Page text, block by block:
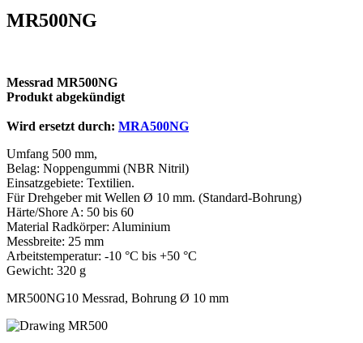
MR500NG
Messrad MR500NG
Produkt abgekündigt
Wird ersetzt durch: MRA500NG
Umfang 500 mm,
Belag: Noppengummi (NBR Nitril)
Einsatzgebiete: Textilien.
Für Drehgeber mit Wellen Ø 10 mm. (Standard-Bohrung)
Härte/Shore A: 50 bis 60
Material Radkörper: Aluminium
Messbreite: 25 mm
Arbeitstemperatur: -10 °C bis +50 °C
Gewicht: 320 g
MR500NG10 Messrad, Bohrung Ø 10 mm